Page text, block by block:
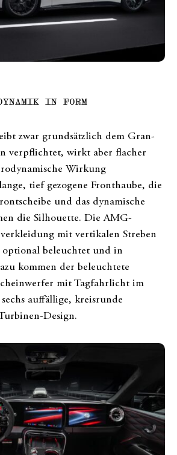
IN FORM
zwar grundsätzlich dem Gran-
verpflichtet, wirkt aber flacher
Wirkung
tief gezogene Fronthaube, die
und das dynamische
die Silhouette. Die AMG-
mit vertikalen Streben
optional beleuchtet und in
kommen der beleuchtete
mit Tagfahrlicht im
auffällige, kreisrunde
Design.